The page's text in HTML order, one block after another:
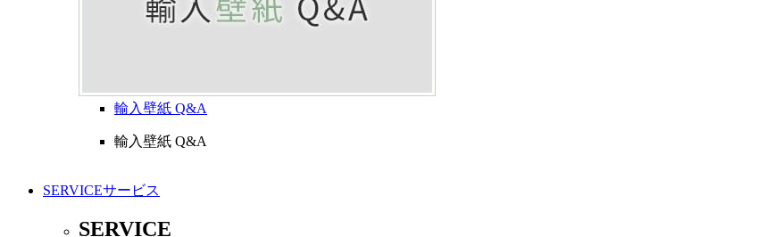
輸入壁紙 Q&A
輸入壁紙 Q&A
SERVICEサービス
SERVICE